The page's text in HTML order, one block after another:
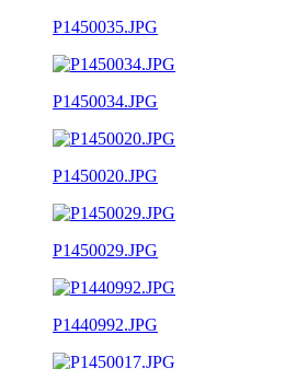
P1450035.JPG
P1450034.JPG
P1450020.JPG
P1450029.JPG
P1440992.JPG